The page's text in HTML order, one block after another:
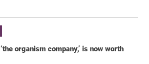
organism company,’ is now worth